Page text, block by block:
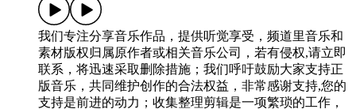
我们专注分享音乐作品，提供听觉享受，频道里音乐和
素材版权归属原作者或相关音乐公司，若有侵权,请立即
联系，将迅速采取删除措施；我们呼吁鼓励大家支持正
版音乐，共同维护创作的合法权益，非常感谢支持,您的
支持是前进的动力；收集整理剪辑是一项繁琐的工作，